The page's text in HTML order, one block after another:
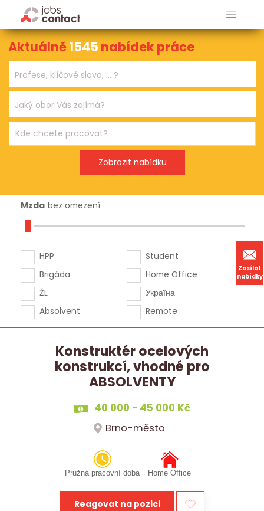
Zasílat
nabídky
Aktuálně1545 nabídek práce
Mzda bez omezení
HPP
Brigáda
ŽL
Absolvent
Student
Home Office
Україна
Remote
Konstruktér ocelových
konstrukcí, vhodné pro
ABSOLVENTY
40 000 - 45 000 Kč
Brno-město
Pružná pracovní doba Home Office
Reagovat na pozici